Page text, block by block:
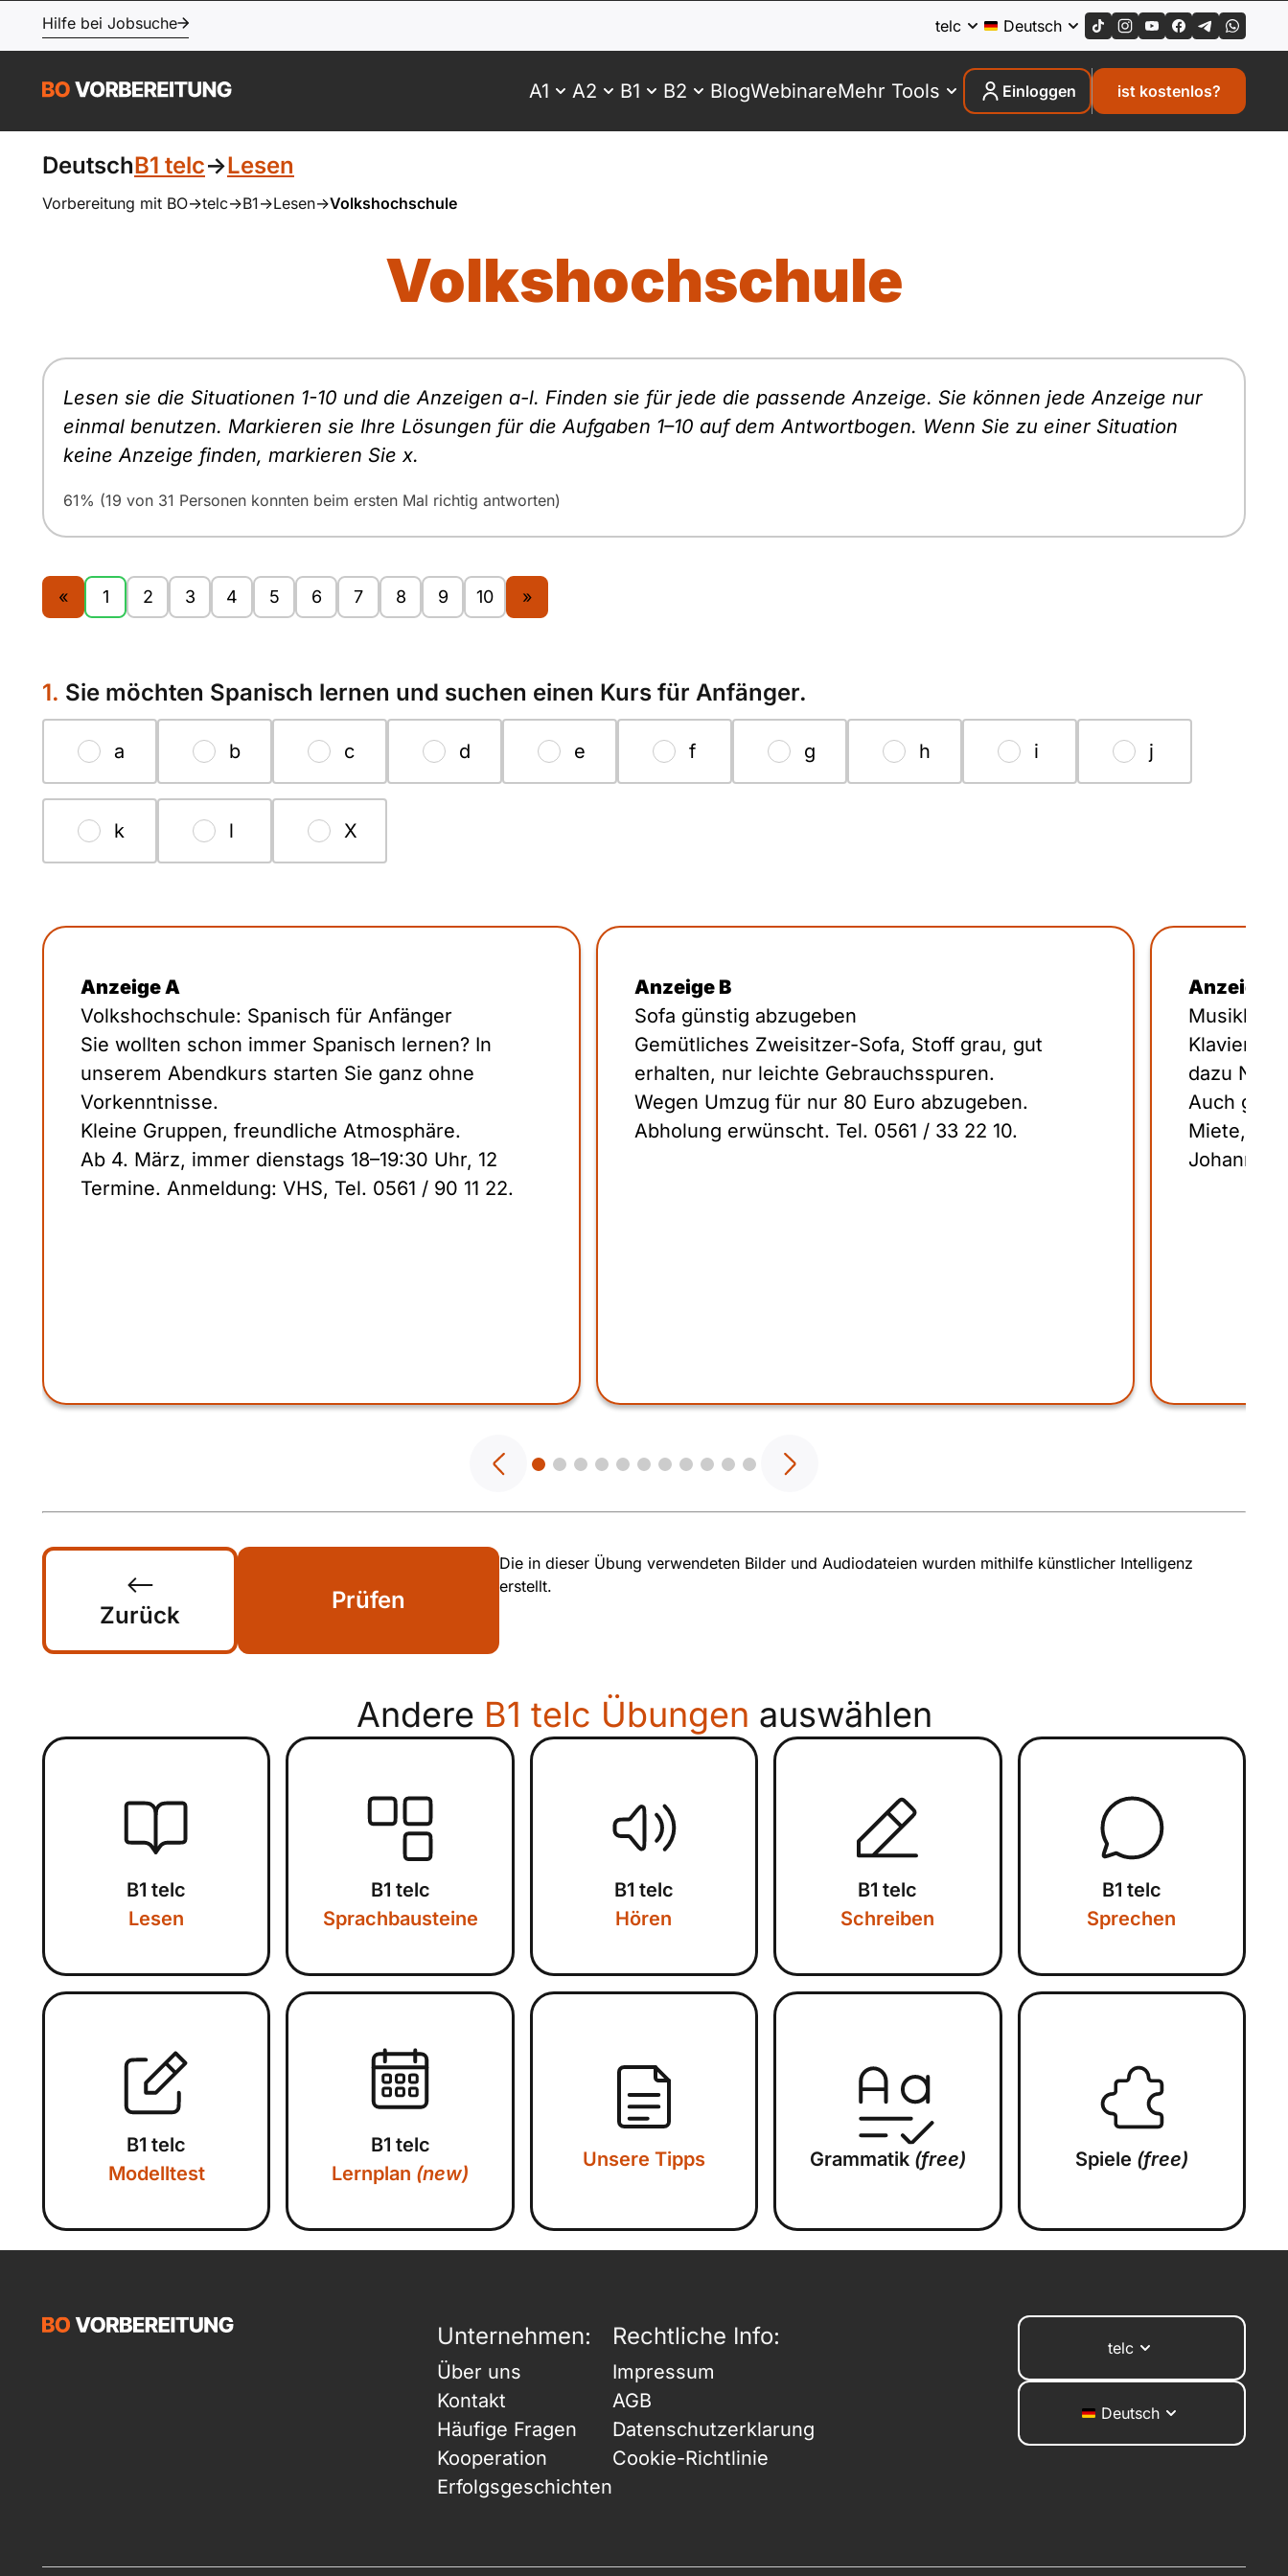
Hilfe bei Jobsuche telc Deutsch
A1 A2 B1 B2 BlogWebinareMehr Tools Einloggen ist kostenlos?
DeutschB1 telc->Lesen
Vorbereitung mit BO->telc->B1->Lesen->Volkshochschule
Volkshochschule
Lesen sie die Situationen 1-10 und die Anzeigen a-l. Finden sie für jede die passende Anzeige. Sie können jede Anzeige nur
einmal benutzen. Markieren sie Ihre Lösungen für die Aufgaben 1–10 auf dem Antwortbogen. Wenn Sie zu einer Situation
keine Anzeige finden, markieren Sie x.
61% (19 von 31 Personen konnten beim ersten Mal richtig antworten)
« 1 2 3 4 5 6 7 8 9 10 »
1. Sie möchten Spanisch lernen und suchen einen Kurs für Anfänger.
a b c d e f g h i j
k l X
Anzeige A
Volkshochschule: Spanisch für Anfänger
Sie wollten schon immer Spanisch lernen? In
unserem Abendkurs starten Sie ganz ohne
Vorkenntnisse.
Kleine Gruppen, freundliche Atmosphäre.
Ab 4. März, immer dienstags 18–19:30 Uhr, 12
Termine. Anmeldung: VHS, Tel. 0561 / 90 11 22.
Anzeige B
Sofa günstig abzugeben
Gemütliches Zweisitzer-Sofa, Stoff grau, gut
erhalten, nur leichte Gebrauchsspuren.
Wegen Umzug für nur 80 Euro abzugeben.
Abholung erwünscht. Tel. 0561 / 33 22 10.
Anzeige C
Klaviere,
dazu
Auch
Miete,
Johanner
Zurück
Prüfen
Die in dieser Übung verwendeten Bilder und Audiodateien wurden mithilfe künstlicher Intelligenz
erstellt.
Andere B1 telc Übungen auswählen
B1 telc
Lesen
B1 telc
Sprachbausteine
B1 telc
Hören
B1 telc
Schreiben
B1 telc
Sprechen
B1 telc
Modelltest
B1 telc
Lernplan (new)
Unsere Tipps Grammatik (free) Spiele (free)
Unternehmen:
Über uns
Kontakt
Häufige Fragen
Kooperation
Erfolgsgeschichten
Rechtliche Info:
Impressum
AGB
Datenschutzerklarung
Cookie-Richtlinie
telc
Deutsch